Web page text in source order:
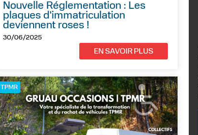
Nouvelle Réglementation : Les
plaques d'immatriculation
deviennent roses !
30/06/2025
EN SAVOIR PLUS
TPMR